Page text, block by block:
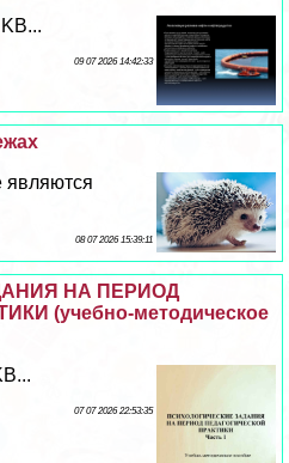
09 07 2026 14:42:33
являются
08 07 2026 15:39:11
НА ПЕРИОД
(учебно-методическое
07 07 2026 22:53:35